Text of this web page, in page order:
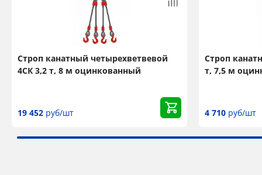
Строп канатный четырехветвевой
4СК 3,2 т, 8 м оцинкованный
19 452 руб/шт
Строп
т, 7,5 м
4 710 руб/шт